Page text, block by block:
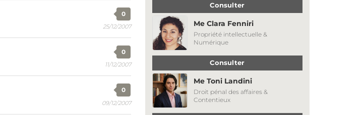
0
25/12/2007
0
11/12/2007
0
09/12/2007
Consulter
Me Clara Fenniri
Propriété intellectuelle &
Numérique
Consulter
Me Toni Landini
Droit pénal des affaires &
Contentieux